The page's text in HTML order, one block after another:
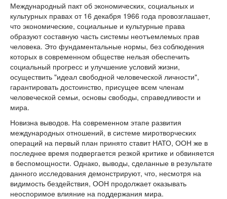
Международный пакт об экономических, социальных и
культурных правах от 16 декабря 1966 года провозглашает,
что экономические, социальные и культурные права
образуют составную часть системы неотъемлемых прав
человека. Это фундаментальные нормы, без соблюдения
которых в современном обществе нельзя обеспечить
социальный прогресс и улучшение условий жизни,
осуществить "идеал свободной человеческой личности",
гарантировать достоинство, присущее всем членам
человеческой семьи, основы свободы, справедливости и
мира.
Новизна выводов. На современном этапе развития
международных отношений, в системе миротворческих
операций на первый план принято ставит НАТО, ООН же в
последнее время подвергается резкой критике и обвиняется
в беспомощности. Однако, выводы, сделанные в результате
данного исследования демонстрируют, что, несмотря на
видимость бездействия, ООН продолжает оказывать
неоспоримое влияние на поддержания мира.